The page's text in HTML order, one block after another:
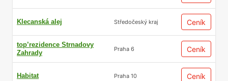
Klecanská alej Středočeský kraj Ceník
top’rezidence Strnadovy
Zahrady
Praha 6 Ceník
Habitat Praha 10 Ceník